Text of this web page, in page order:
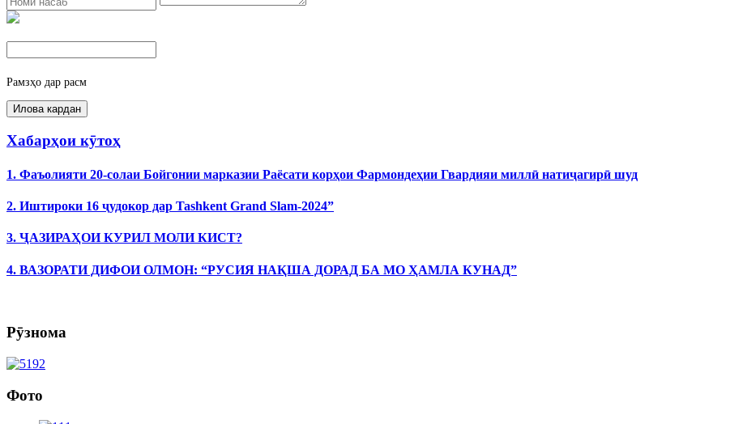
Рамзҳо дар расм
Хабарҳои кӯтоҳ
1. Фаъолияти 20-солаи Бойгонии марказии Раёсати корҳои Фармондеҳии Гвардияи миллӣ натиҷагирӣ шуд
2. Иштироки 16 ҷудокор дар Tashkent Grand Slam-2024”
3. ҶАЗИРАҲОИ КУРИЛ МОЛИ КИСТ?
4. ВАЗОРАТИ ДИФОИ ОЛМОН: “РУСИЯ НАҚША ДОРАД БА МО ҲАМЛА КУНАД”
Рӯзнома
Фото